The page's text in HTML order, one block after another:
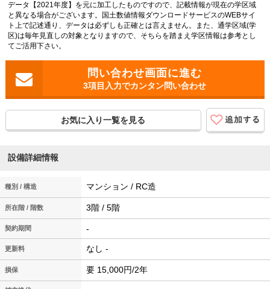
データ【2021年度】を元に加工したものですので、記載情報が現在の学区域
と異なる場合がございます。国土数値情報ダウンロードサービスのWEBサイ
ト上で記述通り、データは必ずしも正確とは言えません。また、通学区域(学
区)は毎年見直しの対象となりますので、そちらを踏まえ学区情報は参考とし
てご活用下さい。
3項目入力でカンタン問い合わせ
お気に入り一覧を見る
設備詳細情報
種別 / 構造 マンション / RC造
所在階 / 階数 3階 / 5階
契約期間 -
更新料 なし -
損保 要 15,000円/2年